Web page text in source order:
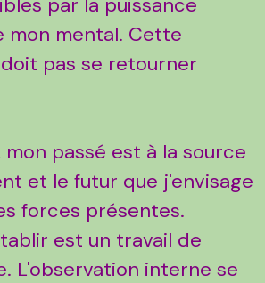
mon mental. Cette
pas se retourner
passé est à la source
et le futur que j'envisage
forces présentes.
est un travail de
L'observation interne se